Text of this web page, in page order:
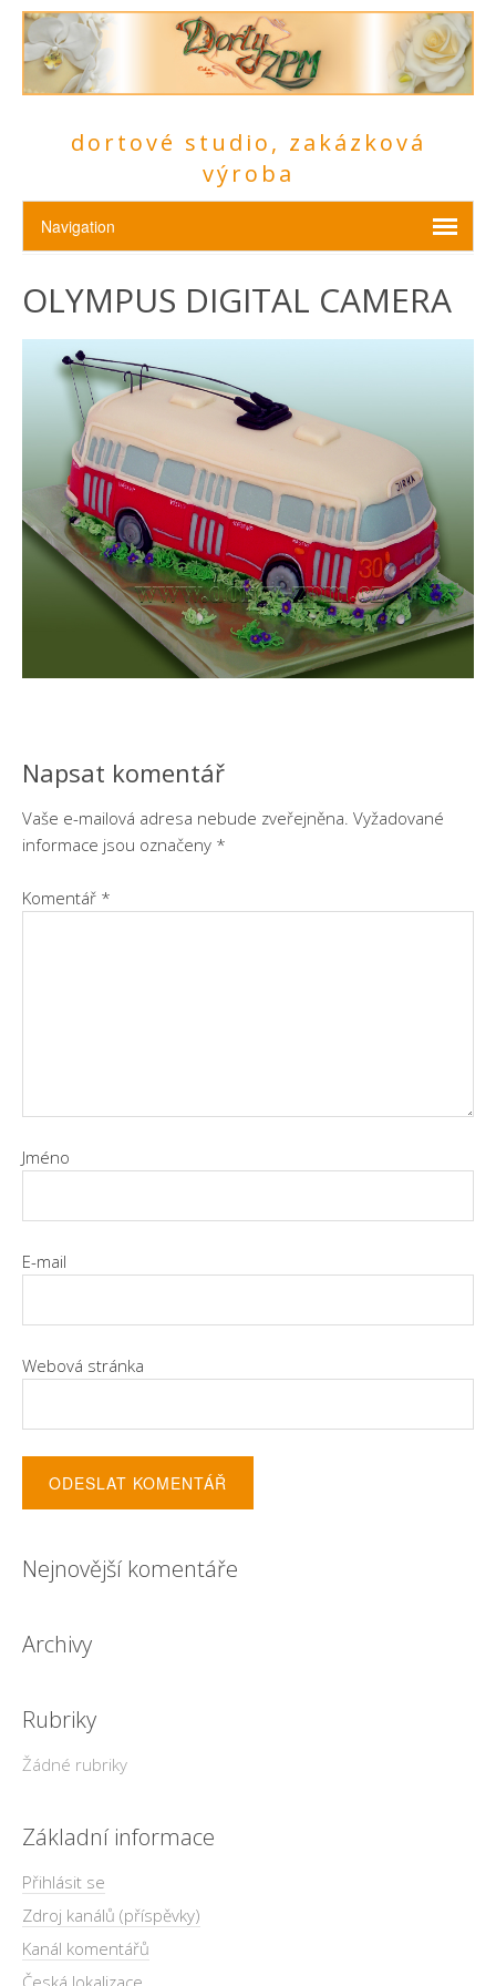
dortové studio, zakázková
výroba
OLYMPUS DIGITAL CAMERA
Napsat komentář
Vaše e-mailová adresa nebude zveřejněna. Vyžadované
informace jsou označeny *
Komentář *
Jméno
E-mail
Webová stránka
Nejnovější komentáře
Archivy
Rubriky
Žádné rubriky
Základní informace
Přihlásit se
Zdroj kanálů (příspěvky)
Kanál komentářů